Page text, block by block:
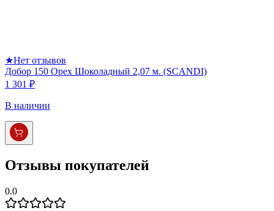
★Нет отзывов
Добор 150 Орех Шоколадный 2,07 м. (SCANDI)
1 301 ₽
В наличии
Отзывы покупателей
0.0